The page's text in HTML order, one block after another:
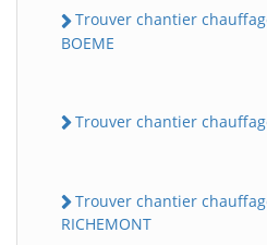
Trouver chantier
BOEME
Trouver chantier
Trouver chantier
RICHEMONT